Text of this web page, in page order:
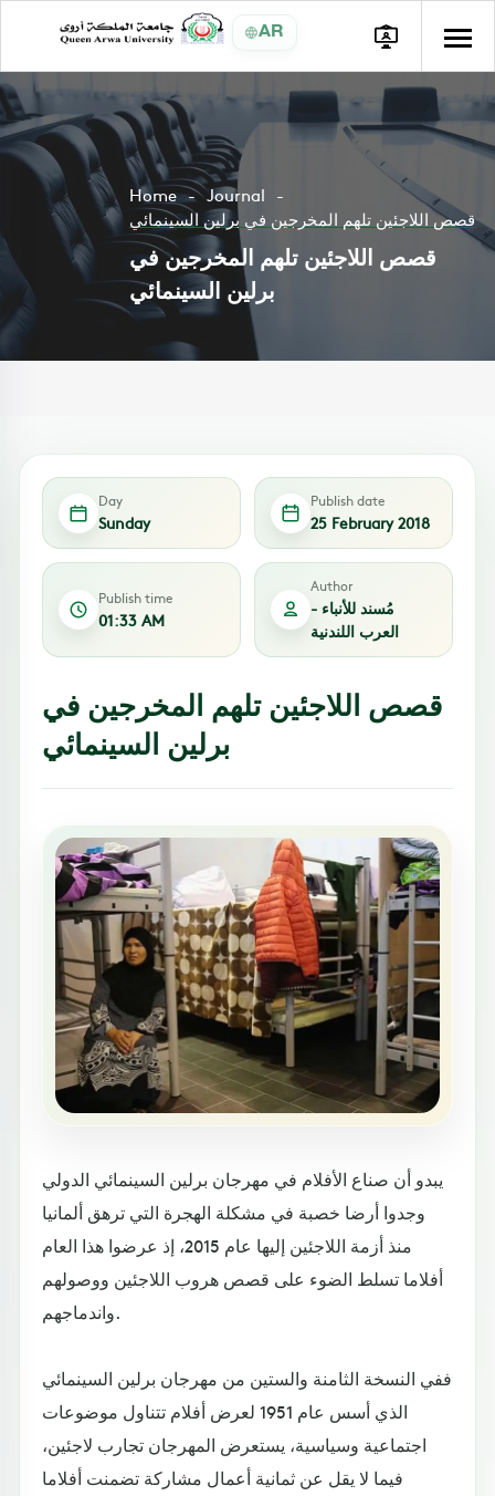
AR
Home
Journal
قصص اللاجئين تلهم المخرجين في برلين السينمائي
قصص اللاجئين تلهم المخرجين في
برلين السينمائي
Day
Sunday
Publish date
25 February 2018
Publish time
01:33 AM
Author
مُسند للأنباء -
العرب اللندنية
قصص اللاجئين تلهم المخرجين في
برلين السينمائي
يبدو أن صناع الأفلام في مهرجان برلين السينمائي الدولي
وجدوا أرضا خصبة في مشكلة الهجرة التي ترهق ألمانيا
منذ أزمة اللاجئين إليها عام 2015، إذ عرضوا هذا العام
أفلاما تسلط الضوء على قصص هروب اللاجئين ووصولهم
واندماجهم.
ففي النسخة الثامنة والستين من مهرجان برلين السينمائي
الذي أسس عام 1951 لعرض أفلام تتناول موضوعات
اجتماعية وسياسية، يستعرض المهرجان تجارب لاجئين،
فيما لا يقل عن ثمانية أعمال مشاركة تضمنت أفلاما